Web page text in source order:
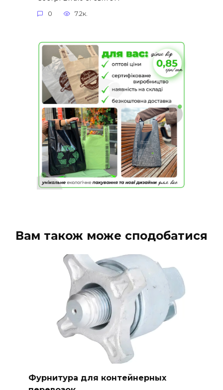
0 7.2к.
Вам також може сподобатися
Фурнитура для контейнерных